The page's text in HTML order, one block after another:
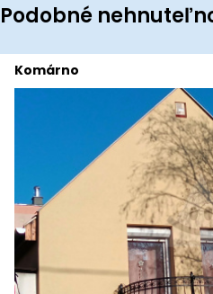
Podobné
Komárno